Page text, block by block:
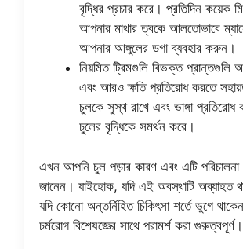
বৃদ্ধির প্রচার করে। প্রতিদিন কয়েক
আপনার মাথার ত্বকে আলতোভাবে
আপনার আঙ্গুলের ডগা ব্যবহার করুন।
নিয়মিত ট্রিমগুলি বিভক্ত প্রান্তগুলি
এবং আরও ক্ষতি প্রতিরোধ করতে
চুলকে সুস্থ রাখে এবং ভাঙ্গা প্রতিরোধ
চুলের বৃদ্ধিকে সমর্থন করে।
এখন আপনি চুল পড়ার কারণ এবং এটি পরিচালনা
জানেন। যাইহোক, যদি এই অবস্থাটি অব্যাহত
যদি কোনো অন্তর্নিহিত চিকিৎসা শর্তে ভুগে
চর্মরোগ বিশেষজ্ঞের সাথে পরামর্শ করা গুরুত্বপূর্ণ।